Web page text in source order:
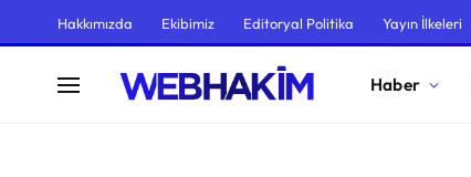
Hakkımızda Ekibimiz Editoryal Politika Yayın İlkeleri
Haber